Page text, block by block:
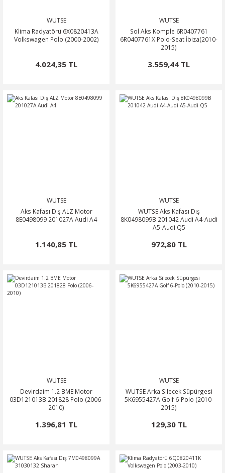
WUTSE
Klima Radyatörü 6X0820413A
Volkswagen Polo (2000-2002)
4.024,35 TL
WUTSE
Sol Aks Komple 6R0407761
6R0407761X Polo-Seat İbiza(2010-
2015)
3.559,44 TL
WUTSE
Aks Kafası Dış ALZ Motor
8E0498099 201027A Audi A4
1.140,85 TL
WUTSE
WUTSE Aks Kafası Dış
8K0498099B 201042 Audi A4-Audi
A5-Audi Q5
972,80 TL
WUTSE
Devirdaim 1.2 BME Motor
03D121013B 201828 Polo (2006-
2010)
1.396,81 TL
WUTSE
WUTSE Arka Silecek Süpürgesi
5K6955427A Golf 6-Polo (2010-
2015)
129,30 TL